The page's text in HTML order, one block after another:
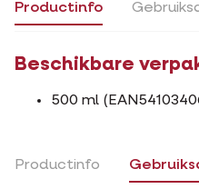
Productinfo
Beschikbare
500 ml
Productinfo